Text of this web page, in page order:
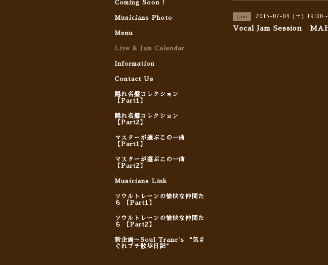
Jam 2015-07-04 (土) 19:00
Vocal Jam Session
Coming Soon !
Musicians Photo
Menu
Live & Jam Calendar
Information
Contact Us
隠れ名盤コレクション
【Part1】
隠れ名盤コレクション
【Part2】
マスターが選ぶこの一曲
【Part1】
マスターが選ぶこの一曲
【Part2】
Musicians Link
ソウルトレーンの愉快な仲間た
ち 【Part1】
ソウルトレーンの愉快な仲間た
ち 【Part2】
新企画〜Soul Trane's “気ま
ぐれプチ散歩日記”